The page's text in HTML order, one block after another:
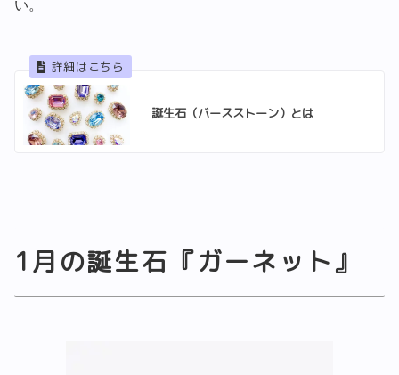
い。
誕生石（バースストーン）とは
1月の誕生石『ガーネット』